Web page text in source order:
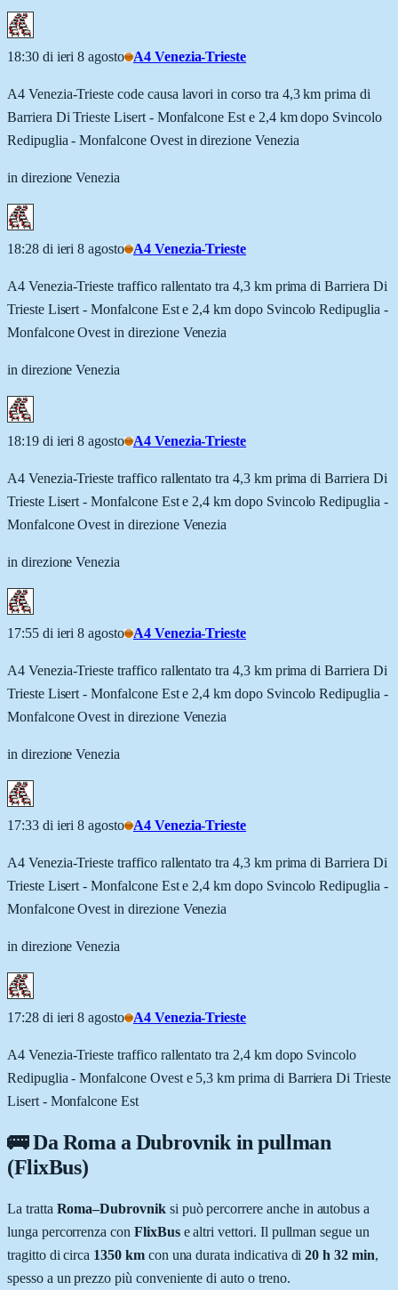
18:30 di ieri 8 agosto A4 Venezia-Trieste
A4 Venezia-Trieste code causa lavori in corso tra 4,3 km prima di
Barriera Di Trieste Lisert - Monfalcone Est e 2,4 km dopo Svincolo
Redipuglia - Monfalcone Ovest in direzione Venezia
in direzione Venezia
18:28 di ieri 8 agosto A4 Venezia-Trieste
A4 Venezia-Trieste traffico rallentato tra 4,3 km prima di Barriera Di
Trieste Lisert - Monfalcone Est e 2,4 km dopo Svincolo Redipuglia -
Monfalcone Ovest in direzione Venezia
in direzione Venezia
18:19 di ieri 8 agosto A4 Venezia-Trieste
A4 Venezia-Trieste traffico rallentato tra 4,3 km prima di Barriera Di
Trieste Lisert - Monfalcone Est e 2,4 km dopo Svincolo Redipuglia -
Monfalcone Ovest in direzione Venezia
in direzione Venezia
17:55 di ieri 8 agosto A4 Venezia-Trieste
A4 Venezia-Trieste traffico rallentato tra 4,3 km prima di Barriera Di
Trieste Lisert - Monfalcone Est e 2,4 km dopo Svincolo Redipuglia -
Monfalcone Ovest in direzione Venezia
in direzione Venezia
17:33 di ieri 8 agosto A4 Venezia-Trieste
A4 Venezia-Trieste traffico rallentato tra 4,3 km prima di Barriera Di
Trieste Lisert - Monfalcone Est e 2,4 km dopo Svincolo Redipuglia -
Monfalcone Ovest in direzione Venezia
in direzione Venezia
17:28 di ieri 8 agosto A4 Venezia-Trieste
A4 Venezia-Trieste traffico rallentato tra 2,4 km dopo Svincolo
Redipuglia - Monfalcone Ovest e 5,3 km prima di Barriera Di Trieste
Lisert - Monfalcone Est
🚌 DaRomaaDubrovnikin pullman
(FlixBus)
La tratta Roma–Dubrovniksi può percorrere anche in autobus a
lunga percorrenza con FlixBuse altri vettori. Il pullman segue un
tragitto di circa 1350kmcon una durata indicativa di 20 h 32 min,
spesso a un prezzo più conveniente di auto o treno.